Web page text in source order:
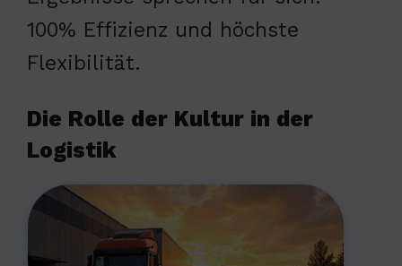
100% Effizienz und höchste
Flexibilität.
Die Rolle der Kultur in der
Logistik